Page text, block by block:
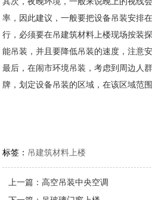
率，因此建议，一般要把设备吊装安排
行，必须要在吊建筑材料上楼现场按装
能吊装，并且要降低吊装的速度，注意安
最后，在闹市环境吊装，考虑到周边人
牌，划定设备吊装的区域，在该区域范
标签： 吊建筑材料上楼
上一篇：高空吊装中央空调